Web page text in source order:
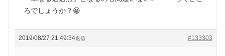
ろでしょうか？😀
2019/08/27 21:49:34 #133303
返信